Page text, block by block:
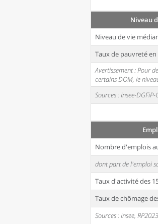
Niveau
Niveau de vie
Taux de pauvreté en
Avertissement : Pour
certains DOM, le
Sources : Insee-
Nombre d'emplois
dont part de l'emploi
Taux d'activité des
Taux de chômage
Sources : Insee,